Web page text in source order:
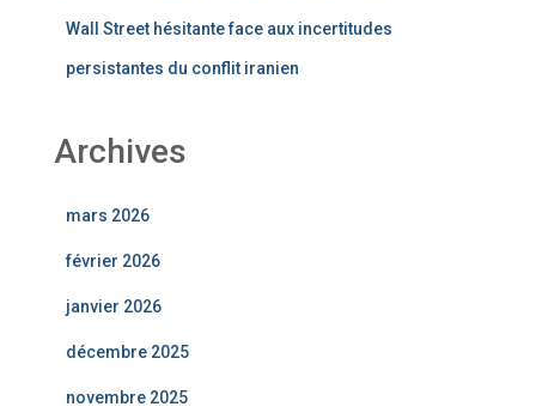
Wall Street hésitante face aux incertitudes
persistantes du conflit iranien
Archives
mars 2026
février 2026
janvier 2026
décembre 2025
novembre 2025